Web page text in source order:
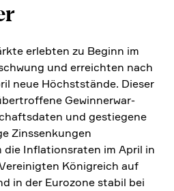
erlebten zu Beginn im
und erreichten nach
neue Höchst­stände. Dieser
Gewinn­erwar­
und gestie­gene
Zinssen­kungen
die Infla­ti­ons­raten im April in
König­reich auf
in der Eurozone stabil bei